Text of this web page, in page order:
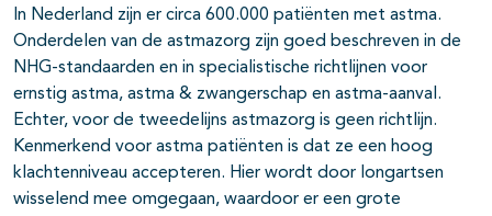
Gebruik van LAMA 04-11-2025
Rol van FeNO in behandeling van astma
Thuismonitoring m.b.v. e-health 04-11-2025
Orale corticosteroïden (OCS) gebruik 04-11-2025
Rol longverpleegkundige 04-11-2025
In Nederland zijn er circa 600.000 patiënten met astma.
Onderdelen van de astmazorg zijn goed beschreven in de
NHG-standaarden en in specialistische richtlijnen voor
ernstig astma, astma & zwangerschap en astma-aanval.
Echter, voor de tweedelijns astmazorg is geen richtlijn.
Kenmerkend voor astma patiënten is dat ze een hoog
klachtenniveau accepteren. Hier wordt door longartsen
wisselend mee omgegaan, waardoor er een grote